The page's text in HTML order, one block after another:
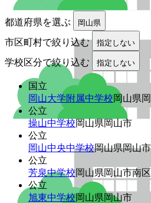
都道府県を選ぶ 岡山県
市区町村で絞り込む 指定しない
学校区分で絞り込む 指定しない
国立
岡山大学附属中学校岡山県
公立
操山中学校岡山県岡山市
公立
岡山中央中学校岡山県岡山市
公立
芳泉中学校岡山県岡山市南区
公立
旭東中学校岡山県岡山市